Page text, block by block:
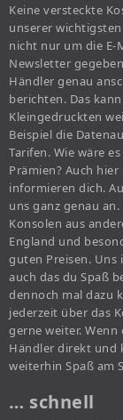
Keine versteckte
unserer
nicht nur um die E-
Newsletter
Händler genau
berichten. Das
Kleingedruckten
Beispiel die
Tarifen. Wie wäre
Prämien? Auch
informieren dich.
uns ganz genau
Konsolen aus
England und
guten Preisen.
auch das du Spaß
dennoch mal dazu
jederzeit über das
gerne weiter.
Händler direkt und
weiterhin Spaß am
… schnell